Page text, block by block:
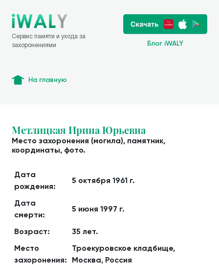
Сервис памяти и ухода за
захоронениями
Блог iWALY
На главную
Метлицкая Ирина Юрьевна
Место захоронения (могила), памятник,
координаты, фото.
Дата
рождения:
5 октября 1961 г.
Дата
смерти:
5 июня 1997 г.
Возраст:
35 лет.
Место
захоронения:
Троекуровское кладбище,
Москва, Россия